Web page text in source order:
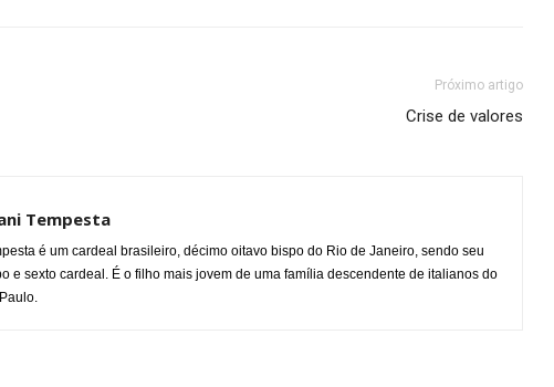
Próximo artigo
Crise de valores
Tempesta
é um cardeal brasileiro, décimo oitavo bispo do Rio de Janeiro, sendo seu
e sexto cardeal. É o filho mais jovem de uma família descendente de italianos do